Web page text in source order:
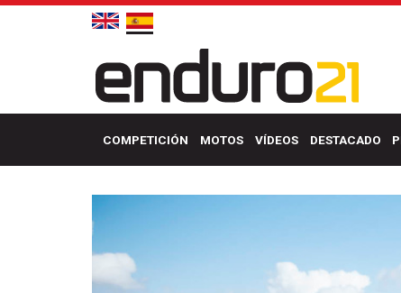
COMPETICIÓN MOTOS VÍDEOS DESTACADO